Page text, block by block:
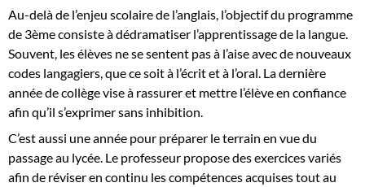
Au-delà de l’enjeu scolaire de l’anglais, l’objectif du programme
de 3ème consiste à dédramatiser l’apprentissage de la langue.
Souvent, les élèves ne se sentent pas à l’aise avec de nouveaux
codes langagiers, que ce soit à l’écrit et à l’oral. La dernière
année de collège vise à rassurer et mettre l’élève en confiance
afin qu’il s’exprimer sans inhibition.
C’est aussi une année pour préparer le terrain en vue du
passage au lycée. Le professeur propose des exercices variés
afin de réviser en continu les compétences acquises tout au